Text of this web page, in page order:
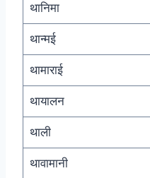
थानिमा
थान्मई
थामाराई
थायालन
थाली
थावामानी